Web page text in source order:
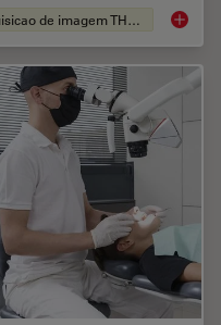
acquisicao de imagem THUNDER Fast,